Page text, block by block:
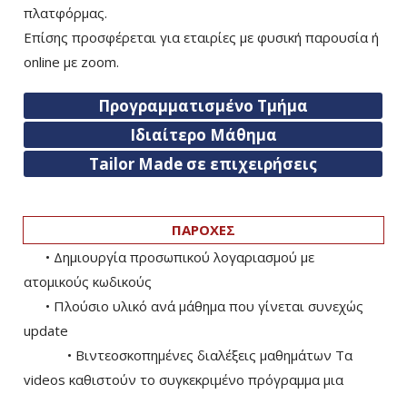
πλατφόρμας.
Επίσης προσφέρεται για εταιρίες με φυσική παρουσία ή
online με zoom.
Προγραμματισμένο Τμήμα
Ιδιαίτερο Μάθημα
Tailor Made σε επιχειρήσεις
ΠΑΡΟΧΕΣ
• Δημιουργία προσωπικού λογαριασμού με
ατομικούς κωδικούς
• Πλούσιο υλικό ανά μάθημα που γίνεται συνεχώς
update
• Βιντεοσκοπημένες διαλέξεις μαθημάτων Τα
videos καθιστούν το συγκεκριμένο πρόγραμμα μια